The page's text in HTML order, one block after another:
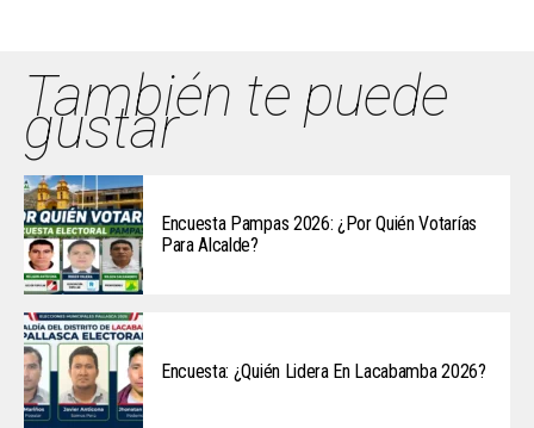
También te puede
gustar
Encuesta Pampas 2026: ¿Por Quién Votarías
Para Alcalde?
Encuesta: ¿Quién Lidera En Lacabamba 2026?